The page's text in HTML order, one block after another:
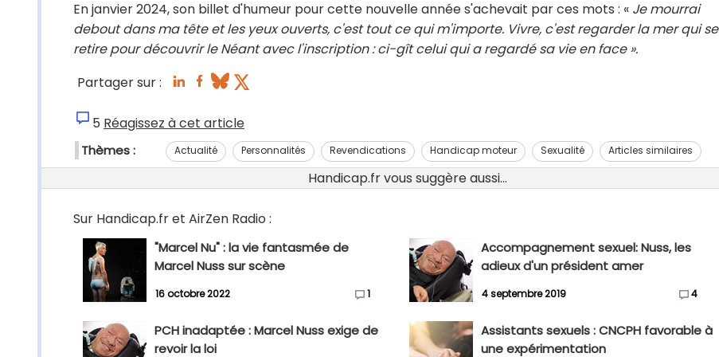
En janvier 2024, son billet d'humeur pour cette nouvelle année s'achevait par ces mots : « Je mourrai
debout dans ma tête et les yeux ouverts, c'est tout ce qui m'importe. Vivre, c'est regarder la mer qui se
retire pour découvrir le Néant avec l'inscription : ci-gît celui qui a regardé sa vie en face ».
Partager sur :
5 Réagissez à cet article
Thèmes : Actualité Personnalités Revendications Handicap moteur Sexualité Articles similaires
Handicap.fr vous suggère aussi...
Sur Handicap.fr et AirZen Radio :
"Marcel Nu" : la vie fantasmée de
Marcel Nuss sur scène
16 octobre 2022 1
Accompagnement sexuel: Nuss, les
adieux d'un président amer
4 septembre 2019 4
PCH inadaptée : Marcel Nuss exige de
revoir la loi
Assistants sexuels : CNCPH favorable à
une expérimentation